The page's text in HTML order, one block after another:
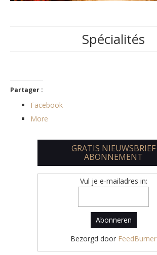
Spécialités
Partager :
Facebook
More
GRATIS NIEUWSBRIEF
ABONNEMENT
Vul je e-mailadres in:
Bezorgd door FeedBurner